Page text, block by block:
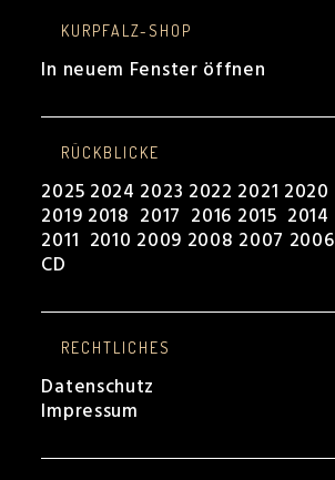
KURPFALZ-SHOP
In neuem Fenster öffnen
RÜCKBLICKE
2025 2024 2023 2022 2021 2020
2019 2018 2017 2016 2015 2014
2011 2010 2009 2008 2007 2006
CD
RECHTLICHES
Datenschutz
Impressum